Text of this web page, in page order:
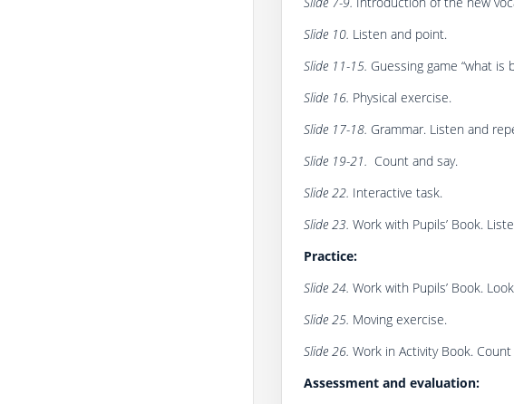
Slide 10. Listen and point.
Slide 11-15. Guessing game “what is
Slide 16. Physical exercise.
Slide 17-18. Grammar. Listen and
Slide 19-21. Count and say.
Slide 22. Interactive task.
Slide 23. Work with Pupils’ Book.
Practice:
Slide 24. Work with Pupils’ Book.
Slide 25. Moving exercise.
Slide 26. Work in Activity Book.
Assessment and evaluation: